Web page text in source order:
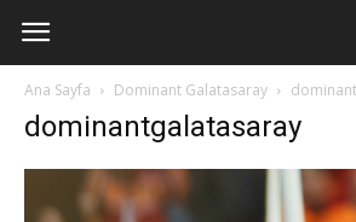
Ana Sayfa Dominant Galatasaray
dominantgalatasaray